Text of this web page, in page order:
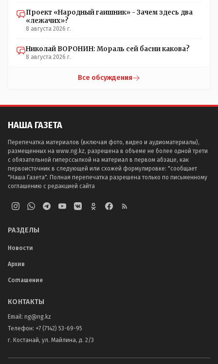
Проект «Народный гаишник» - Зачем здесь два
«лежачих»?
8 августа 2026 г.
Николай ВОРОНИН: Мораль сей басни какова?
8 августа 2026 г.
Все обсуждения
НАША ГАЗЕТА
Перепечатка материалов (включая фото, видео и аудиоматериалы),
размещенных на www.ng.kz, разрешена в объеме не более одной трети
с обязательной гиперссылкой на материал в первом абзаце, как
первоисточник в следующей или схожей формулировке: "сообщает
"Наша Газета". Полная перепечатка разрешена только по письменному
соглашению с редакцией сайта
РАЗДЕЛЫ
Новости
Архив
Соглашение
КОНТАКТЫ
Email: ng@ng.kz
Телефон: +7 (7142) 53-69-95
г. Костанай, ул. Майлина, д. 2/3